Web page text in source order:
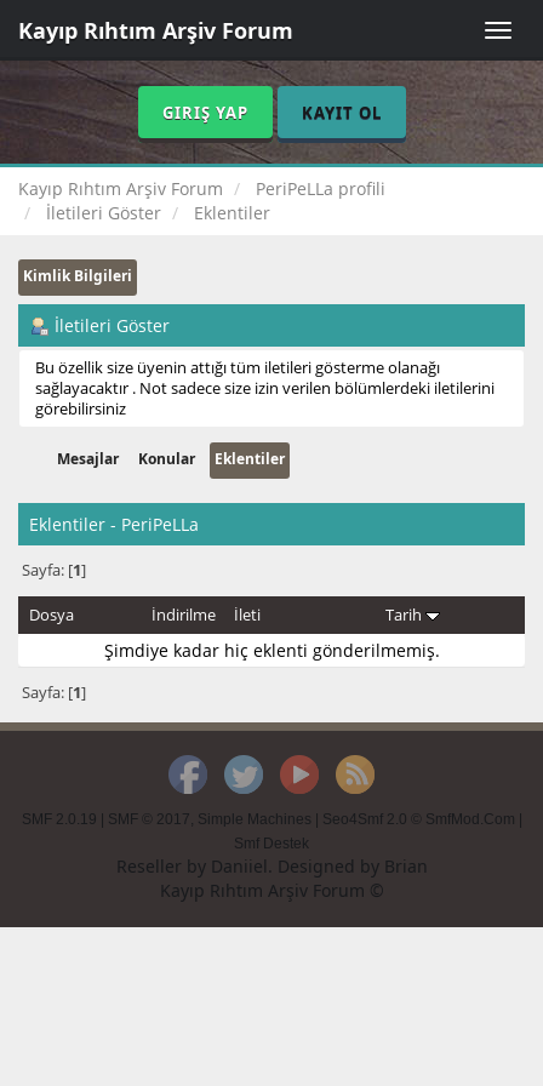
Toggle
Kayıp Rıhtım Arşiv Forum
GIRIŞ YAP KAYIT OL
Kayıp Rıhtım Arşiv Forum
PeriPeLLa profili
İletileri Göster
Eklentiler
Kimlik Bilgileri
İletileri Göster
Bu özellik size üyenin attığı tüm iletileri gösterme olanağı
sağlayacaktır . Not sadece size izin verilen bölümlerdeki iletilerini
görebilirsiniz
Mesajlar Konular Eklentiler
Eklentiler - PeriPeLLa
Sayfa: [1]
Dosya İndirilme İleti Tarih
Şimdiye kadar hiç eklenti gönderilmemiş.
Sayfa: [1]
SMF 2.0.19 | SMF © 2017 Simple Machines | Seo4Smf 2.0 © SmfMod.Com |
Smf Destek
Reseller by Daniiel. Designed by Brian
Kayıp Rıhtım Arşiv Forum ©